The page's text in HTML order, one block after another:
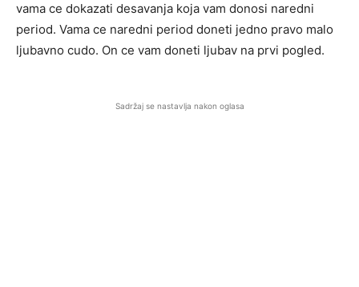
vama ce dokazati desavanja koja vam donosi naredni
period. Vama ce naredni period doneti jedno pravo malo
ljubavno cudo. On ce vam doneti ljubav na prvi pogled.
Sadržaj se nastavlja nakon oglasa